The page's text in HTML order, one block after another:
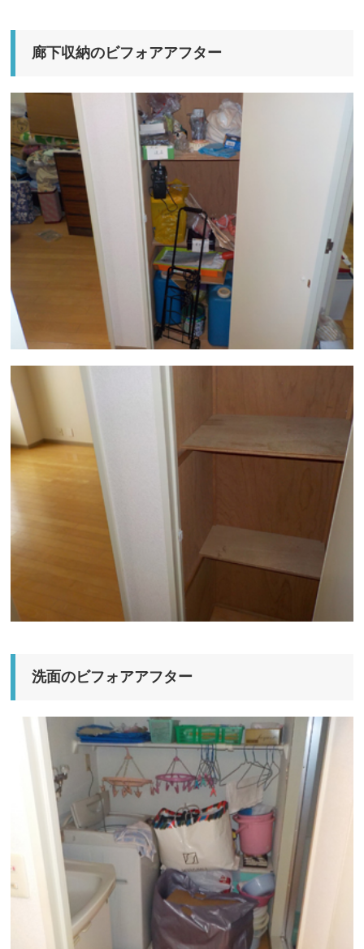
廊下収納のビフォアアフター
洗面のビフォアアフター